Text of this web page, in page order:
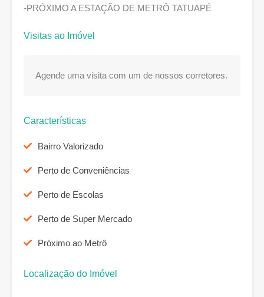
-PRÓXIMO A ESTAÇÃO DE METRÔ TATUAPÉ
Visitas ao Imóvel
Agende uma visita com um de nossos corretores.
Características
Bairro Valorizado
Perto de Conveniências
Perto de Escolas
Perto de Super Mercado
Próximo ao Metrô
Localização do Imóvel